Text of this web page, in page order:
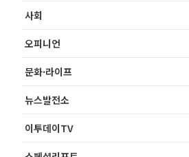
사회
오피니언
문화·라이프
뉴스발전소
이투데이TV